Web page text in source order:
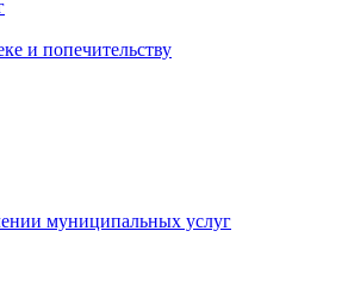
и попечительству
муниципальных услуг